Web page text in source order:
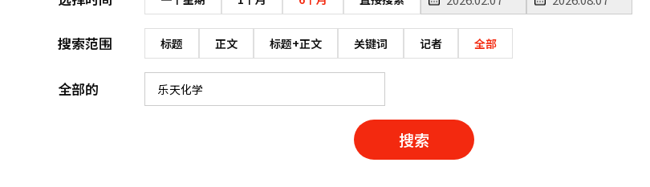
搜索范围 标题 正文 标题+正文 关键词 记者 全部
全部的
搜索